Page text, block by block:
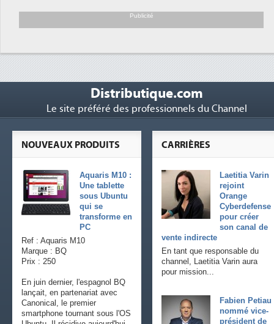
soutient les...
Publicité
Distributique.com
Le site préféré des professionnels du Channel
CARRIÈRES
Laetitia Varin
rejoint
Orange
Cyberdefense
pour créer
son canal de
vente indirecte
En tant que responsable du
channel, Laetitia Varin aura
pour mission...
Fabien Petiau
nommé vice-
président de
NOUVEAUX PRODUITS
Aquaris M10 :
Une tablette
sous Ubuntu
qui se
transforme en
PC
Ref : Aquaris M10
Marque : BQ
Prix : 250
En juin dernier, l'espagnol BQ
lançait, en partenariat avec
Canonical, le premier
smartphone tournant sous l'OS